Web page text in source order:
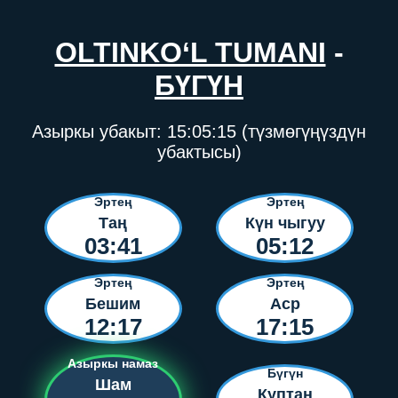
OLTINKO‘L TUMANI -
БҮГҮН
Азыркы убакыт: 15:05:15 (түзмөгүңүздүн
убактысы)
Эртең
Таң
03:41
Эртең
Күн чыгуу
05:12
Эртең
Бешим
12:17
Эртең
Аср
17:15
Азыркы намаз
Шам
Бүгүн